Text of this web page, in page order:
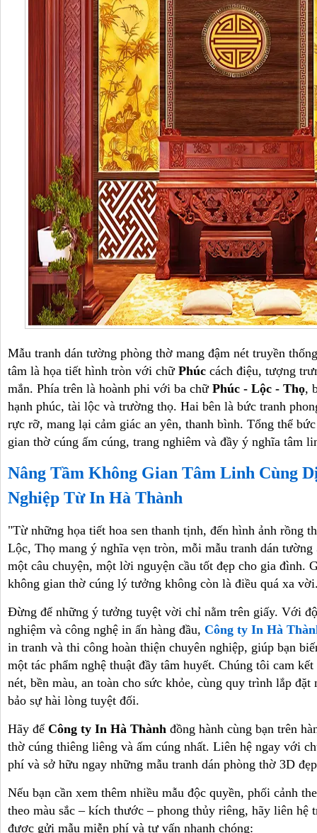
Mẫu tranh dán tường phòng thờ mang đậm nét truyền
tâm là họa tiết hình tròn với chữ Phúc cách điệu, tượng
mắn. Phía trên là hoành phi với ba chữ Phúc - Lộc - Thọ,
hạnh phúc, tài lộc và trường thọ. Hai bên là bức tranh
rực rỡ, mang lại cảm giác an yên, thanh bình. Tổng thể
gian thờ cúng ấm cúng, trang nghiêm và đầy ý nghĩa tâm
Nâng Tầm Không Gian Tâm Linh Cùng
Nghiệp Từ In Hà Thành
"Từ những họa tiết hoa sen thanh tịnh, đến hình ảnh rồng
Lộc, Thọ mang ý nghĩa vẹn tròn, mỗi mẫu tranh dán
một câu chuyện, một lời nguyện cầu tốt đẹp cho gia đình.
không gian thờ cúng lý tưởng không còn là điều quá xa
Đừng để những ý tưởng tuyệt vời chỉ nằm trên giấy. Với
nghiệm và công nghệ in ấn hàng đầu, Công ty In Hà
in tranh và thi công hoàn thiện chuyên nghiệp, giúp bạn
một tác phẩm nghệ thuật đầy tâm huyết. Chúng tôi cam
nét, bền màu, an toàn cho sức khỏe, cùng quy trình lắp đặt
bảo sự hài lòng tuyệt đối.
Hãy để Công ty In Hà Thành đồng hành cùng bạn trên
thờ cúng thiêng liêng và ấm cúng nhất. Liên hệ ngay với
phí và sở hữu ngay những mẫu tranh dán phòng thờ 3D
Nếu bạn cần xem thêm nhiều mẫu độc quyền, phối cảnh
theo màu sắc – kích thước – phong thủy riêng, hãy liên hệ
được gửi mẫu miễn phí và tư vấn nhanh chóng: